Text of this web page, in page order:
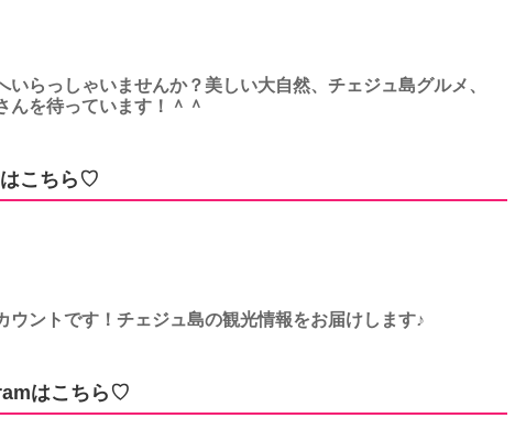
らっしゃいませんか？美しい大自然、チェジュ島グルメ、
んを待っています！＾＾
こちら♡
ウントです！チェジュ島の観光情報をお届けします♪
はこちら♡